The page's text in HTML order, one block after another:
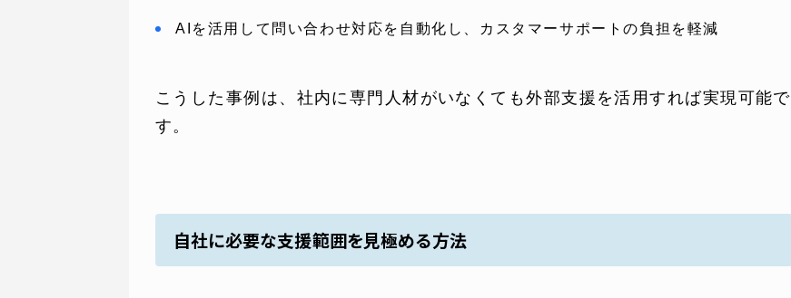
AIを活用して問い合わせ対応を自動化し、カスタマーサポートの負担を軽減
こうした事例は、社内に専門人材がいなくても外部支援を活用すれば実現可能で
す。
自社に必要な支援範囲を見極める方法